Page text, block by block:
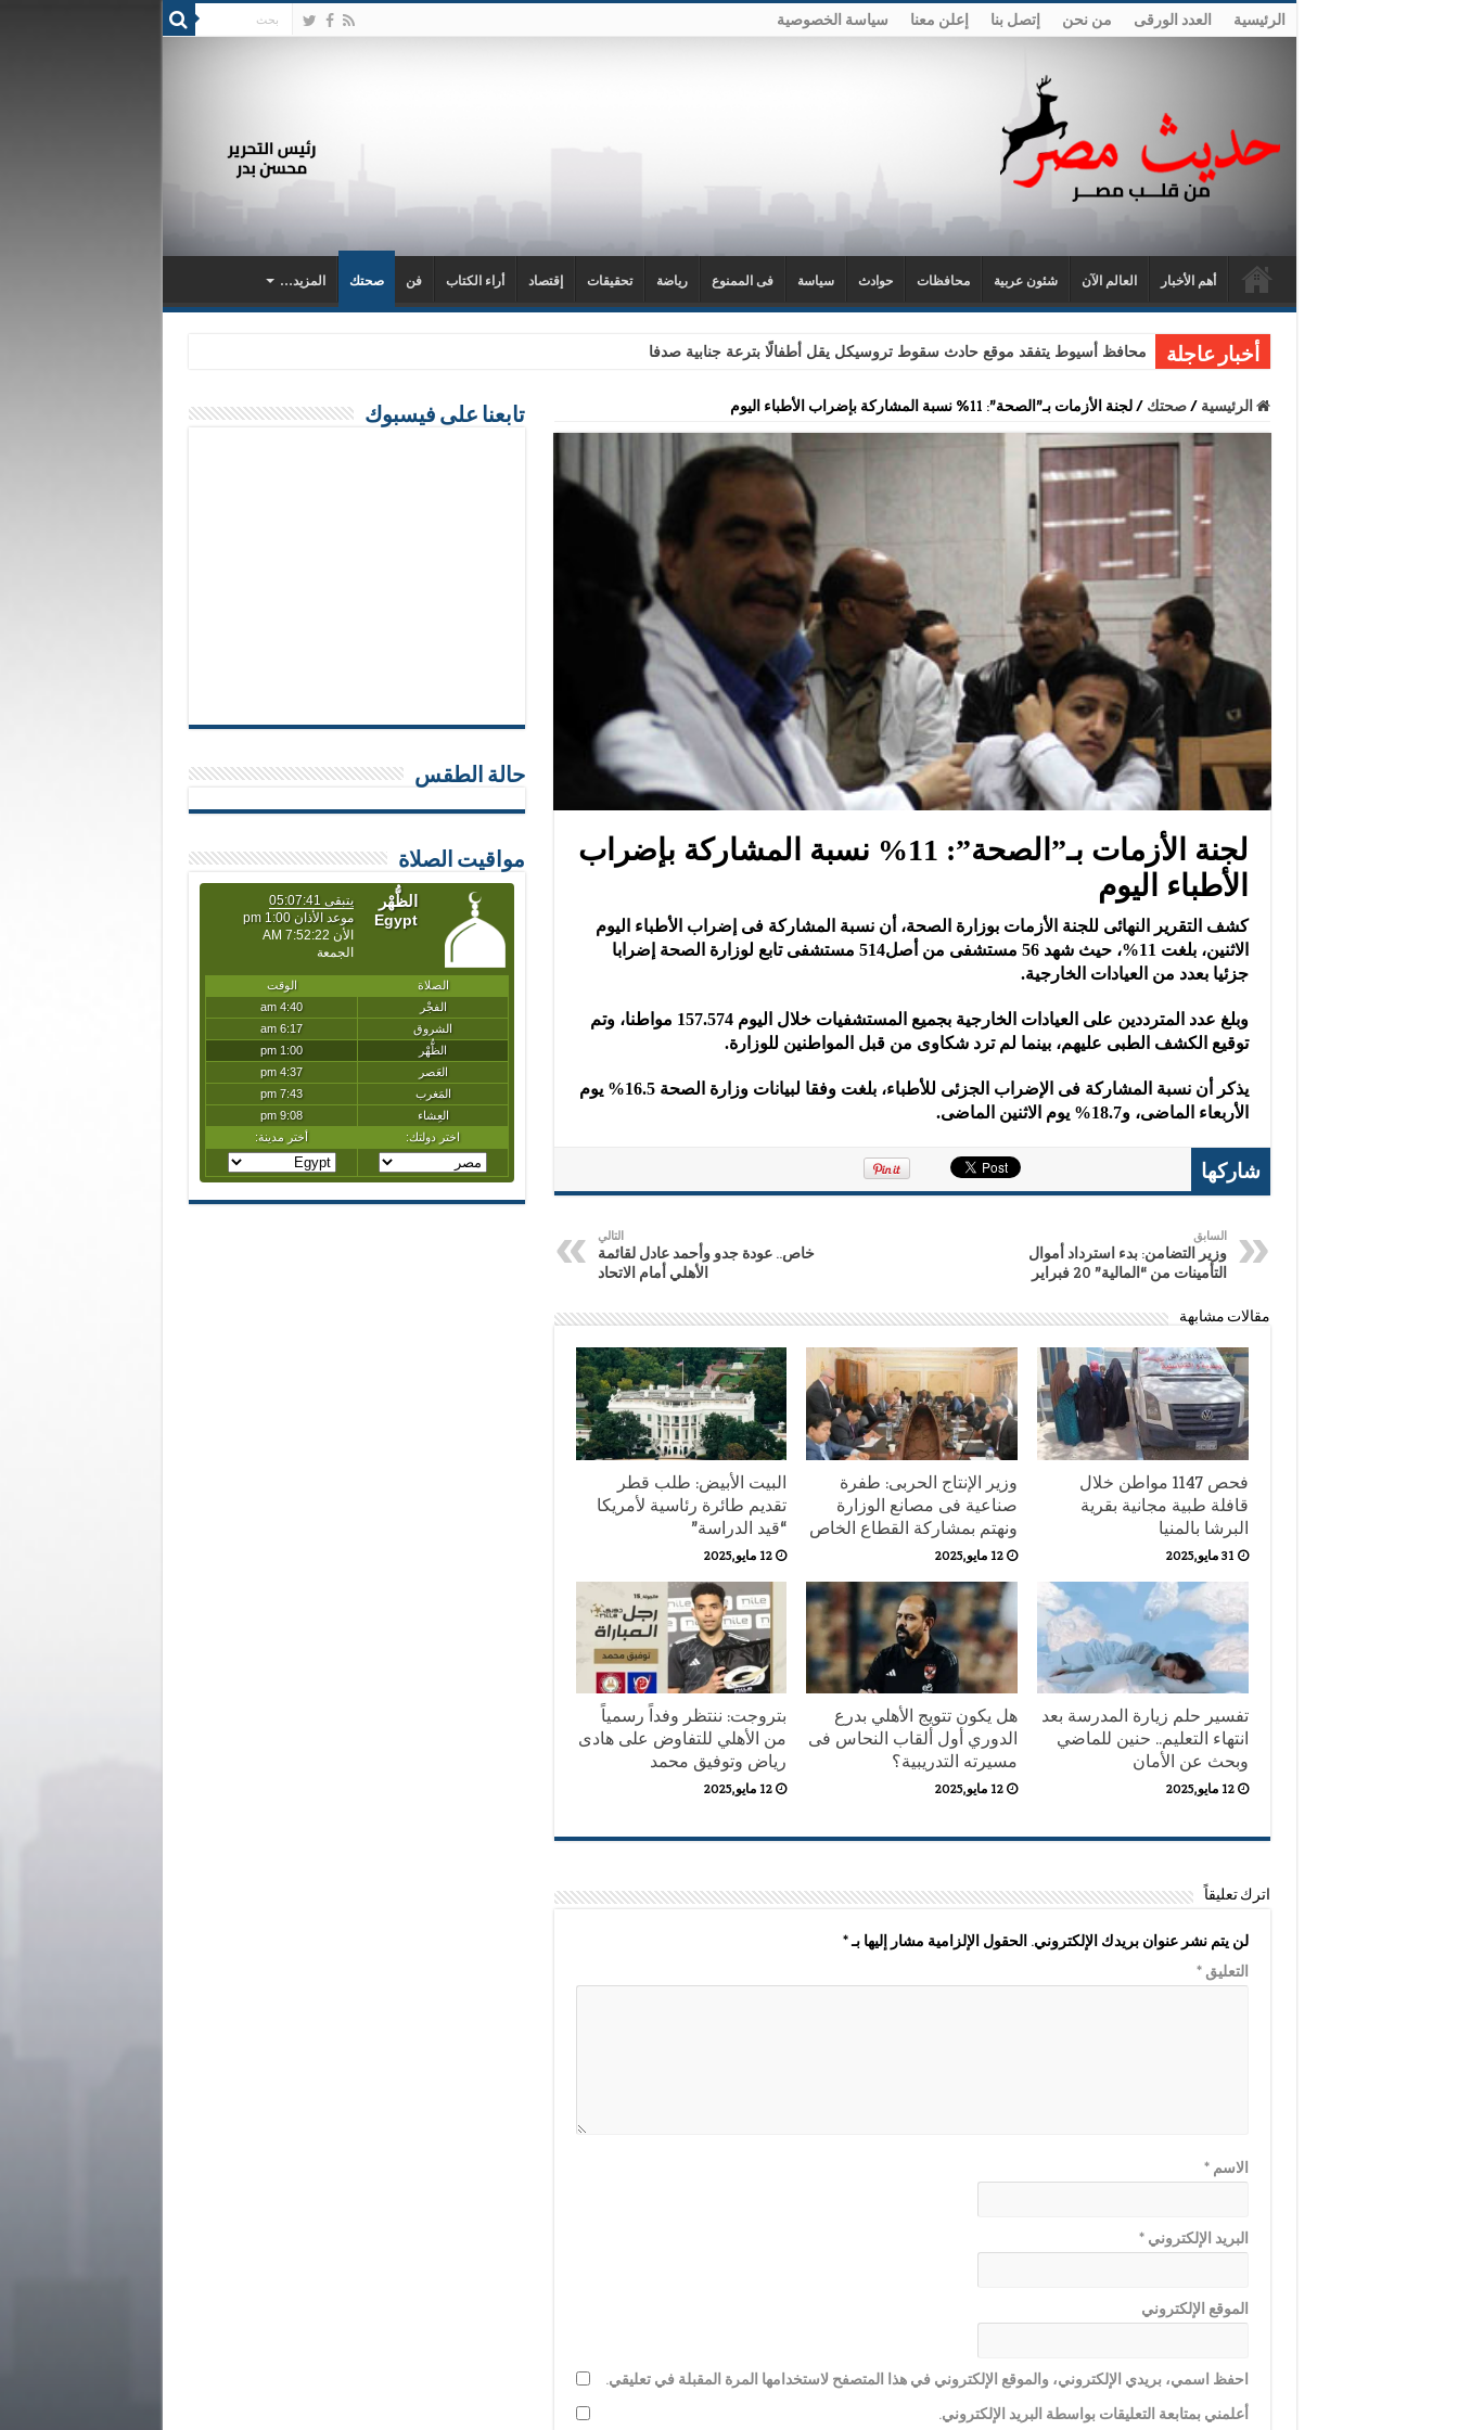
الرئيسية العدد الورقى من نحن إتصل بنا إعلن معنا سياسة الخصوصية
أهم الأخبار العالم الآن شئون عربية محافظات حوادث سياسة فى الممنوع رياضة تحقيقات إقتصاد أراء الكتاب فن صحتك المزيد…
أخبار عاجلة محافظ أسيوط يتفقد موقع حادث سقوط تروسيكل يقل أطفالًا بترعة جنابية صدفا
الرئيسية /صحتك /لجنة الأزمات بـ”الصحة”: 11% نسبة المشاركة بإضراب الأطباء اليوم
لجنة الأزمات بـ”الصحة”: 11% نسبة المشاركة بإضراب
الأطباء اليوم
كشف التقرير النهائى للجنة الأزمات بوزارة الصحة، أن نسبة المشاركة فى إضراب الأطباء اليوم
الاثنين، بلغت 11%، حيث شهد 56 مستشفى من أصل514 مستشفى تابع لوزارة الصحة إضرابا
جزئيا بعدد من العيادات الخارجية.
وبلغ عدد المترددين على العيادات الخارجية بجميع المستشفيات خلال اليوم 157.574 مواطنا، وتم
توقيع الكشف الطبى عليهم، بينما لم ترد شكاوى من قبل المواطنين للوزارة.
يذكر أن نسبة المشاركة فى الإضراب الجزئى للأطباء، بلغت وفقا لبيانات وزارة الصحة 16.5% يوم
الأربعاء الماضى، و18.7% يوم الاثنين الماضى.
شاركها
السابق
وزير التضامن: بدء استرداد أموال
التأمينات من “المالية” 20 فبراير
التالي
خاص.. عودة جدو وأحمد عادل لقائمة
الأهلي أمام الاتحاد
مقالات مشابهة
فحص 1147 مواطن خلال
قافلة طبية مجانية بقرية
البرشا بالمنيا
31 مايو,2025
وزير الإنتاج الحربى: طفرة
صناعية فى مصانع الوزارة
ونهتم بمشاركة القطاع الخاص
12 مايو,2025
البيت الأبيض: طلب قطر
تقديم طائرة رئاسية لأمريكا
“قيد الدراسة”
12 مايو,2025
تفسير حلم زيارة المدرسة بعد
انتهاء التعليم.. حنين للماضي
وبحث عن الأمان
12 مايو,2025
هل يكون تتويج الأهلي بدرع
الدوري أول ألقاب النحاس فى
مسيرته التدريبية؟
12 مايو,2025
بتروجت: ننتظر وفداً رسمياً
من الأهلي للتفاوض على هادى
رياض وتوفيق محمد
12 مايو,2025
اترك تعليقاً
لن يتم نشر عنوان بريدك الإلكتروني. الحقول الإلزامية مشار إليها بـ*
التعليق*
الاسم*
البريد الإلكتروني*
الموقع الإلكتروني
احفظ اسمي، بريدي الإلكتروني، والموقع الإلكتروني في هذا المتصفح لاستخدامها المرة المقبلة في تعليقي.
أعلمني بمتابعة التعليقات بواسطة البريد الإلكتروني.
تابعنا على فيسبوك
حالة الطقس
مواقيت الصلاة